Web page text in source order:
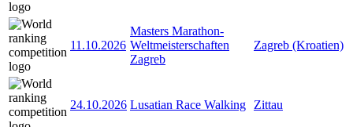
11.10.2026
Masters Marathon-
Weltmeisterschaften
Zagreb
Zagreb (Kroatien)
24.10.2026 Lusatian Race Walking Zittau